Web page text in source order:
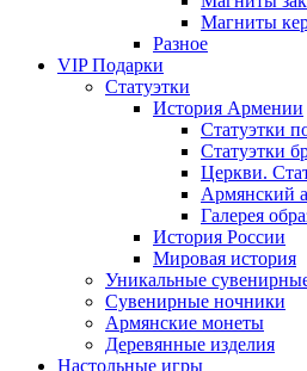
Магниты
Разное
VIP Подарки
Статуэтки
История Армении
Статуэтки
Статуэтки
Церкви.
Армянский
Галерея
История России
Мировая история
Уникальные
Сувенирные ночники
Армянские монеты
Деревянные изделия
Настольные игры